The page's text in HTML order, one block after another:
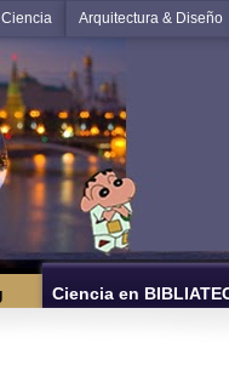
Ciencia Arquitectura & Diseño
Ciencia en